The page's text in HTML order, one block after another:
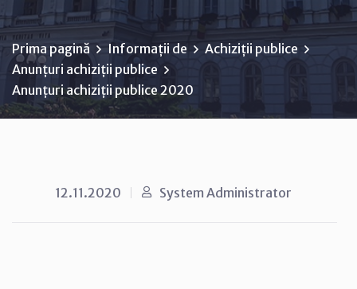
Prima pagină Informații de
Achiziții publice
Anunțuri achiziții publice
Anunțuri achiziții publice 2020
12.11.2020 System Administrator